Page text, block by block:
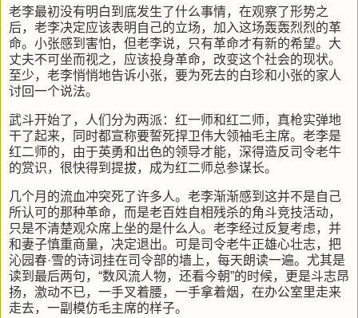
老李最初没有明白到底发生了什么事情，在观察了形势之
后，老李决定应该表明自己的立场，加入这场轰轰烈烈的革
命。小张感到害怕，但老李说，只有革命才有新的希望。大
丈夫不可坐而视之，应该投身革命，改变这个社会的现状。
至少，老李悄悄地告诉小张，要为死去的白珍和小张的家人
讨回一个说法。
武斗开始了，人们分为两派：红一师和红二师，真枪实弹地
干了起来，同时都宣称要誓死捍卫伟大领袖毛主席。老李是
红二师的，由于英勇和出色的领导才能，深得造反司令老牛
的赏识，很快得到提拔，成为红二师总参谋长。
几个月的流血冲突死了许多人。老李渐渐感到这并不是自己
所认可的那种革命，而是老百姓自相残杀的角斗竞技活动，
只是不清楚观众席上坐的是什么人。老李经过反复考虑，并
和妻子慎重商量，决定退出。可是司令老牛正雄心壮志，把
沁园春·雪的诗词挂在司令部的墙上，每天朗读一遍。尤其是
读到最后两句，“数风流人物，还看今朝”的时候，更是斗志昂
扬，激动不已，一手叉着腰，一手拿着烟，在办公室里走来
走去，一副模仿毛主席的样子。